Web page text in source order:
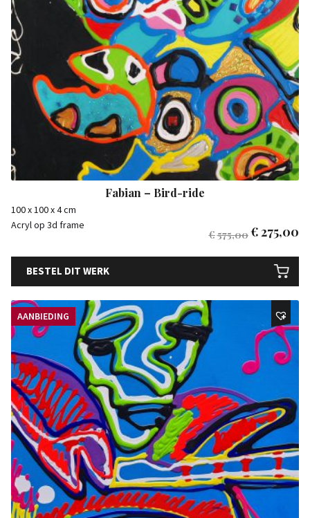
Fabian – Bird-ride
100 x 100 x 4 cm
Acryl op 3d frame
€575,00€275,00
BESTEL DIT WERK
AANBIEDING